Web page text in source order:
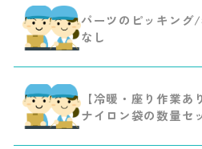
パーツのピッキング
なし
【冷暖・座り作業あ
ナイロン袋の数量セ